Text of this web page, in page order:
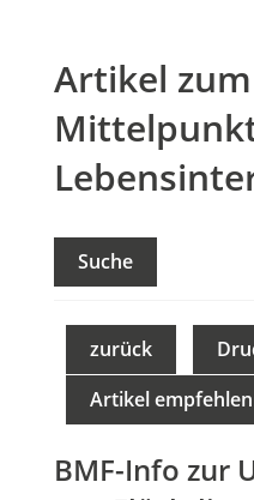
Artikel
Suche
zurück
Artikel empfehlen
BMF-Info zur